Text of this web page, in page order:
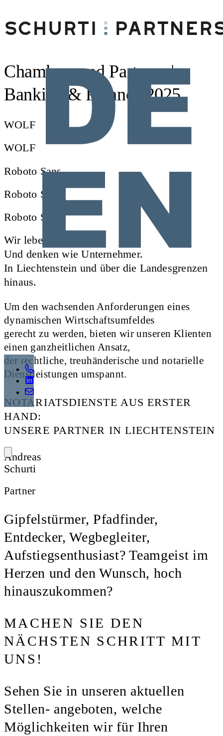
Chambers and Partners |
Banking & Finance 2025
WOLF
WOLF
Roboto Sans
Roboto Sans
Roboto Sans
Wir leben Juristerei.
Und denken wie Unternehmer.
In Liechtenstein und über die Landesgrenzen
hinaus.
Um den wachsenden Anforderungen eines
dynamischen Wirtschaftsumfeldes
gerecht zu werden, bieten wir unseren Klienten
einen ganzheitlichen Ansatz,
der rechtliche, treuhänderische und notarielle
Dienstleistungen umspannt.
NOTARIATSDIENSTE AUS ERSTER
HAND:
UNSERE PARTNER IN LIECHTENSTEIN
Andreas
Schurti
Partner
Gipfelstürmer, Pfadfinder,
Entdecker, Wegbegleiter,
Aufstiegsenthusiast? Teamgeist im
Herzen und den Wunsch, hoch
hinauszukommen?
MACHEN SIE DEN
NÄCHSTEN SCHRITT MIT
UNS!
Sehen Sie in unseren aktuellen
Stellen- angeboten, welche
Möglichkeiten wir für Ihren